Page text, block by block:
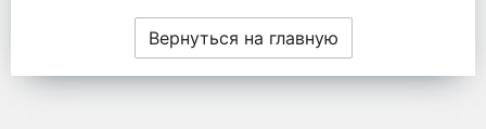
Вернуться на главную